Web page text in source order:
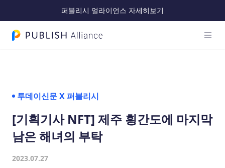
퍼블리시 얼라이언스 자세히보기
PUBLISH Alliance 로고 메인
투데이신문 X 퍼블리시
[기획기사 NFT] 제주 횡간도에 마지막
남은 해녀의 부탁
2023.07.27